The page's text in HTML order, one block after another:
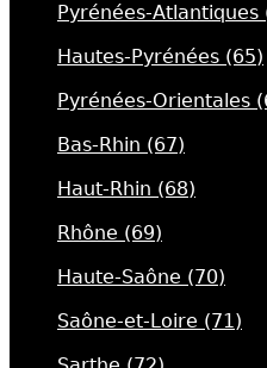
Pyrénées-Atlantiques
Hautes-Pyrénées (65)
Pyrénées-Orientales
Bas-Rhin (67)
Haut-Rhin (68)
Rhône (69)
Haute-Saône (70)
Saône-et-Loire (71)